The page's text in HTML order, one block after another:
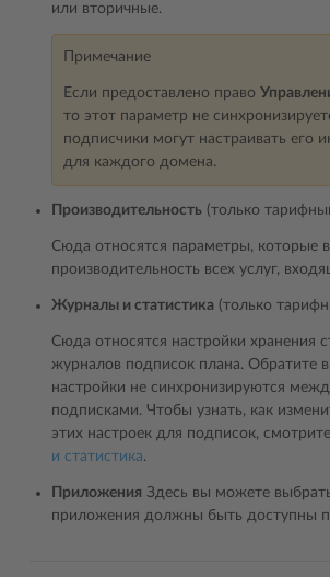
или вторичные.
Примечание
Если предоставлено право
то этот параметр не
подписчики могут настраивать его
для каждого домена.
Производительность (только
Сюда относятся параметры, которые
производительность всех услуг,
Журналы и статистика (только
Сюда относятся настройки хранения
журналов подписок плана. Обратите
настройки не синхронизируются
подписками. Чтобы узнать, как
этих настроек для подписок,
и статистика.
Приложения Здесь вы можете
приложения должны быть доступны